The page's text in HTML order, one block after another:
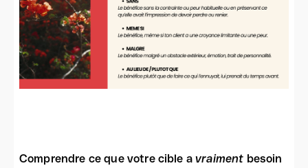
Comprendre ce que votre cible avraiment besoin